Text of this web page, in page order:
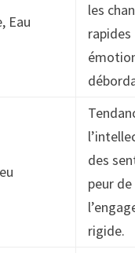
Eau
les
rapides
des
peur de
rigide.